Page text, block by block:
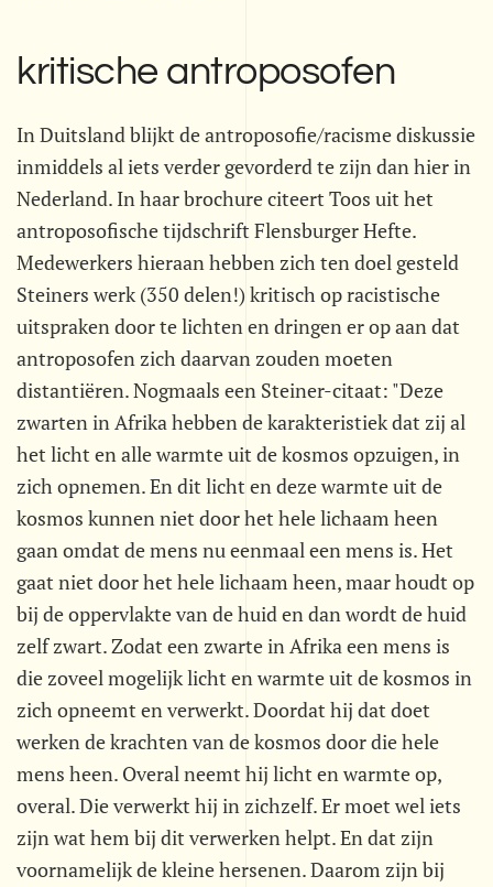
kritische antroposofen
In Duitsland blijkt de antroposofie/racisme diskussie
inmiddels al iets verder gevorderd te zijn dan hier in
Nederland. In haar brochure citeert Toos uit het
antroposofische tijdschrift Flensburger Hefte.
Medewerkers hieraan hebben zich ten doel gesteld
Steiners werk (350 delen!) kritisch op racistische
uitspraken door te lichten en dringen er op aan dat
antroposofen zich daarvan zouden moeten
distantiëren. Nogmaals een Steiner-citaat: "Deze
zwarten in Afrika hebben de karakteristiek dat zij al
het licht en alle warmte uit de kosmos opzuigen, in
zich opnemen. En dit licht en deze warmte uit de
kosmos kunnen niet door het hele lichaam heen
gaan omdat de mens nu eenmaal een mens is. Het
gaat niet door het hele lichaam heen, maar houdt op
bij de oppervlakte van de huid en dan wordt de huid
zelf zwart. Zodat een zwarte in Afrika een mens is
die zoveel mogelijk licht en warmte uit de kosmos in
zich opneemt en verwerkt. Doordat hij dat doet
werken de krachten van de kosmos door die hele
mens heen. Overal neemt hij licht en warmte op,
overal. Die verwerkt hij in zichzelf. Er moet wel iets
zijn wat hem bij dit verwerken helpt. En dat zijn
voornamelijk de kleine hersenen. Daarom zijn bij